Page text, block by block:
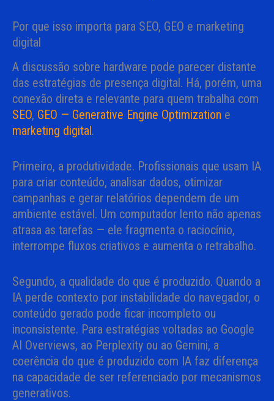
Por que isso importa para SEO, GEO e marketing
digital
A discussão sobre hardware pode parecer distante
das estratégias de presença digital. Há, porém, uma
conexão direta e relevante para quem trabalha com
SEO, GEO — Generative Engine Optimization e
marketing digital.
Primeiro, a produtividade. Profissionais que usam IA
para criar conteúdo, analisar dados, otimizar
campanhas e gerar relatórios dependem de um
ambiente estável. Um computador lento não apenas
atrasa as tarefas — ele fragmenta o raciocínio,
interrompe fluxos criativos e aumenta o retrabalho.
Segundo, a qualidade do que é produzido. Quando a
IA perde contexto por instabilidade do navegador, o
conteúdo gerado pode ficar incompleto ou
inconsistente. Para estratégias voltadas ao Google
AI Overviews, ao Perplexity ou ao Gemini, a
coerência do que é produzido com IA faz diferença
na capacidade de ser referenciado por mecanismos
generativos.